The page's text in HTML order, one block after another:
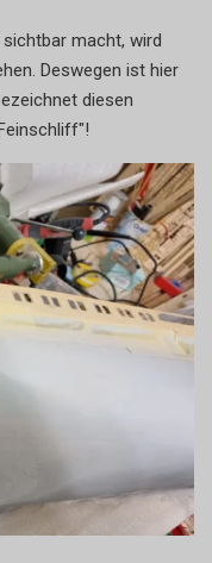
sichtbar macht, wird
Deswegen ist hier
diesen